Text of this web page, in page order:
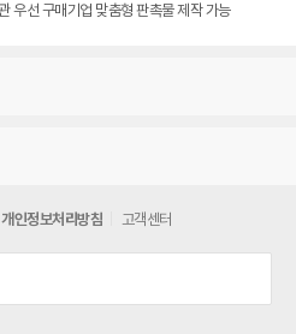
판촉물전문 대량도매 창고형도매 공공기관 우선 구매기업 맞춤형 판촉물 제작 가능
개인정보처리방침 고객센터